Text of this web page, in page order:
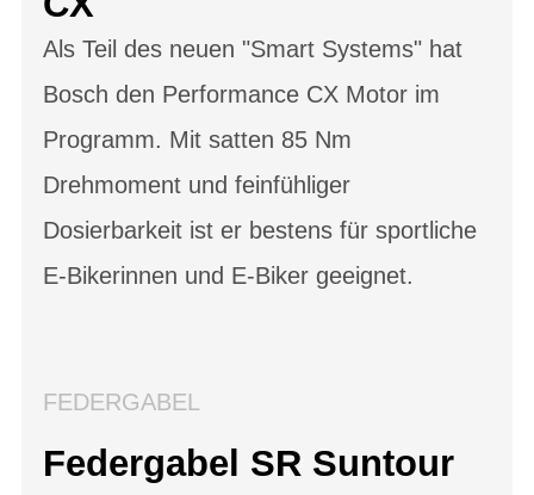
Als Teil des neuen "Smart Systems" hat
Bosch den Performance CX Motor im
Programm. Mit satten 85 Nm
Drehmoment und feinfühliger
Dosierbarkeit ist er bestens für sportliche
E-Bikerinnen und E-Biker geeignet.
FEDERGABEL
Federgabel SR Suntour